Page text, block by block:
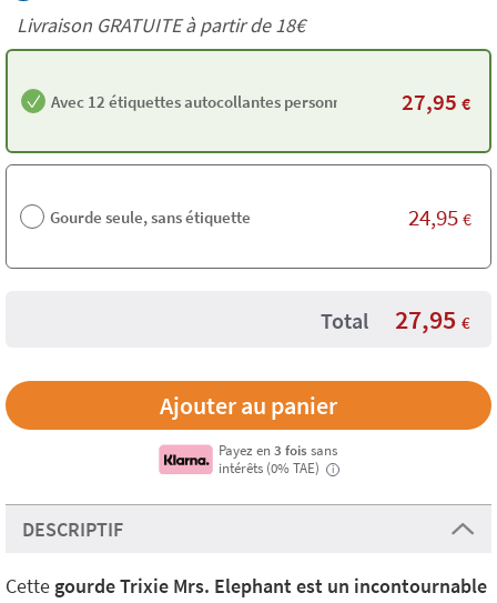
Livraison GRATUITE à partir de18€
Avec 12 étiquettes autocollantes personnalisées 27,95 €
Gourde seule, sans étiquette 24,95 €
Total 27,95 €
Payez en 3 fois sans
intérêts (0% TAE)
i
DESCRIPTIF
Cette gourde Trixie Mrs. Elephant est un incontournable